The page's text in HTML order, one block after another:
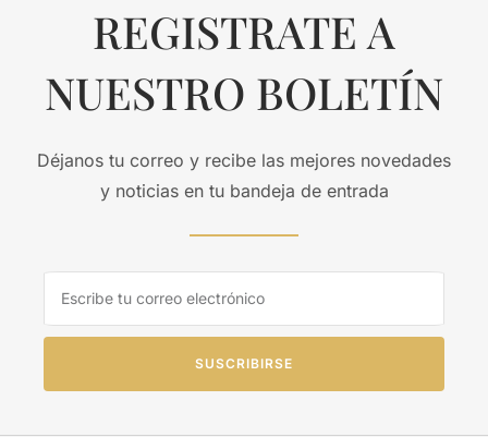
REGISTRATE A
NUESTRO BOLETÍN
Déjanos tu correo y recibe las mejores novedades
y noticias en tu bandeja de entrada
SUSCRIBIRSE